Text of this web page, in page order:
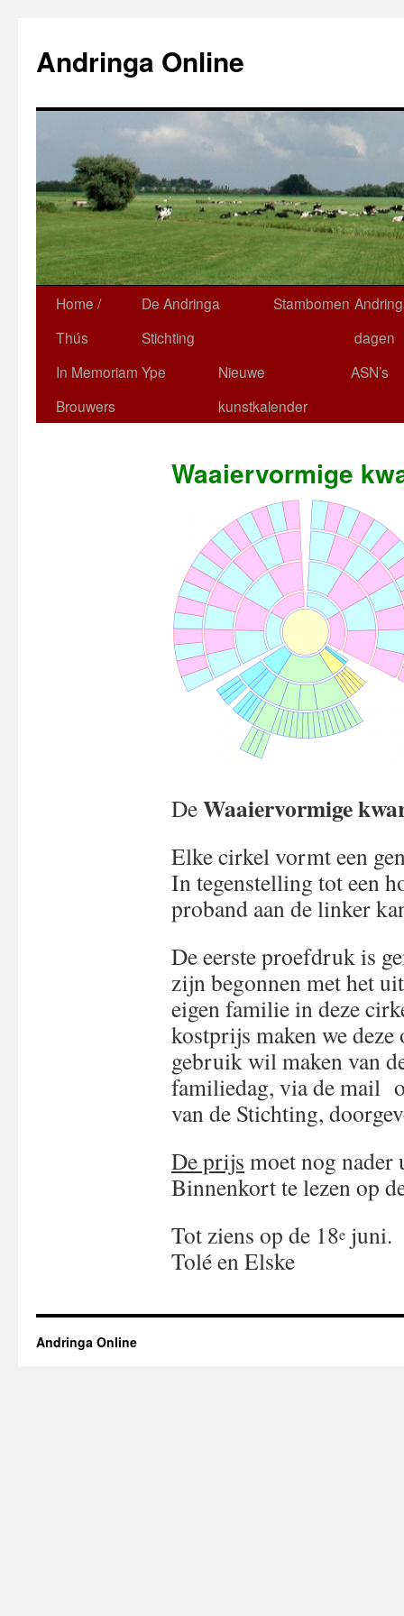
de
inhoud
Andringa Online
Home /
Thús
De Andringa
Stichting
Stambomen
dagen
In Memoriam Ype
Brouwers
Nieuwe
kunstkalender
ASN’s
Waaiervormige
DeWaaiervormige
Elke cirkel vormt een
In tegenstelling tot een
proband aan de linker
De eerste proefdruk is
zijn begonnen met het
eigen familie in deze
kostprijs maken we deze
gebruik wil maken van
familiedag, via de mail
van de Stichting,
De prijs moet nog nader
Binnenkort te lezen op
Tot ziens op de 18e juni.
Tolé en Elske
Andringa Online